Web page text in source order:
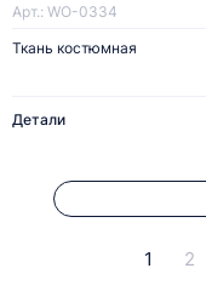
Арт.: WO-0334
Ткань костюмная
Детали
1 2